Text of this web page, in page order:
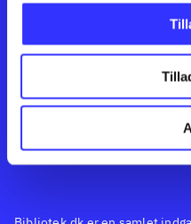
Kontakt os
Leverandører
English